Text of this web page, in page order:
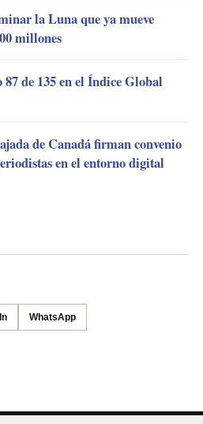
la Luna que ya mueve
millones
87 de 135 en el Índice Global
de Canadá firman convenio
en el entorno digital
WhatsApp